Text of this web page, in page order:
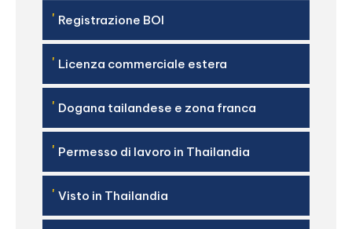
' Registrazione BOI
' Licenza commerciale estera
' Dogana tailandese e zona franca
' Permesso di lavoro in Thailandia
' Visto in Thailandia